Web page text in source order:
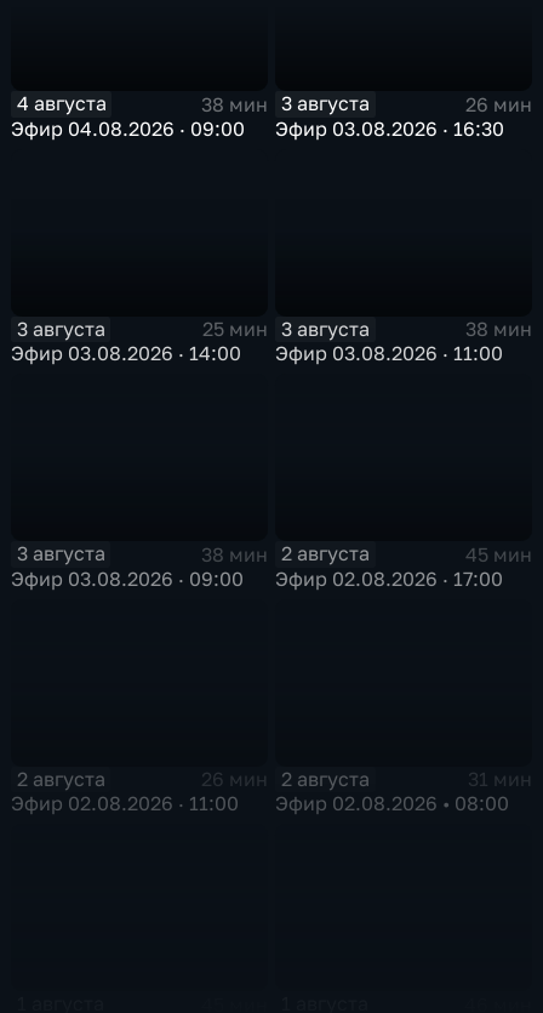
4 августа
38 мин
Эфир 04.08.2026 · 09:00
3 августа
26 мин
Эфир 03.08.2026 · 16:30
3 августа
25 мин
Эфир 03.08.2026 · 14:00
3 августа
38 мин
Эфир 03.08.2026 · 11:00
3 августа
38 мин
Эфир 03.08.2026 · 09:00
2 августа
45 мин
Эфир 02.08.2026 · 17:00
2 августа
26 мин
Эфир 02.08.2026 · 11:00
2 августа
31 мин
Эфир 02.08.2026 • 08:00